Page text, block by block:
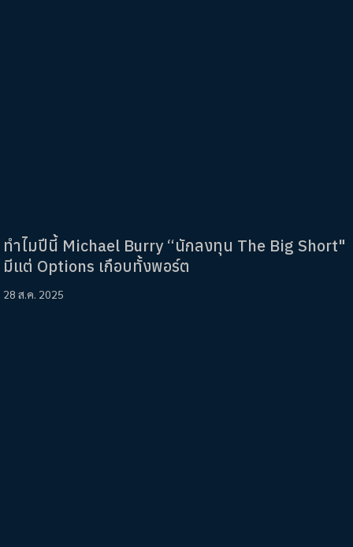
ทำไมปีนี้ Michael Burry “นักลงทุน The Big Short"
มีแต่ Options เกือบทั้งพอร์ต
28 ส.ค. 2025